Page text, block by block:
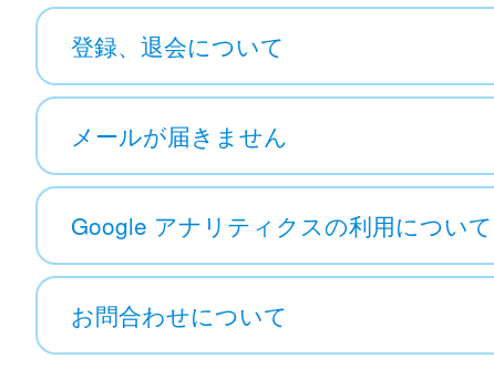
登録、退会について
メールが届きません
Google アナリティクスの利用について
お問合わせについて